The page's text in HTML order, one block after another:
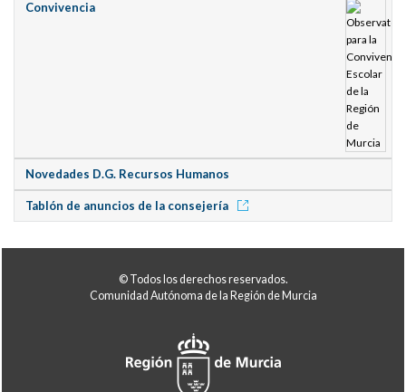
Convivencia
Novedades D.G. Recursos Humanos
Tablón de anuncios de la consejería
© Todos los derechos reservados.
Comunidad Autónoma de la Región de Murcia